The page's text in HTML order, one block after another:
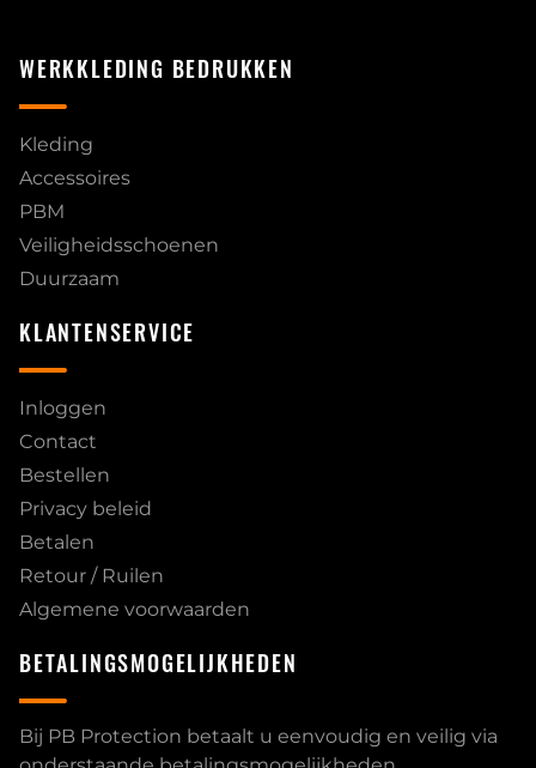
WERKKLEDING BEDRUKKEN
Kleding
Accessoires
PBM
Veiligheidsschoenen
Duurzaam
KLANTENSERVICE
Inloggen
Contact
Bestellen
Privacy beleid
Betalen
Retour / Ruilen
Algemene voorwaarden
BETALINGSMOGELIJKHEDEN
Bij PB Protection betaalt u eenvoudig en veilig via